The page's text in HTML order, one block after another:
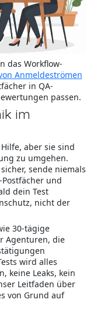
das Workflow-
Anmeldeströmen
in QA-
passen.
im
aber sie sind
zu umgehen.
sende niemals
und
dein Test
nicht der
30-tägige
Agenturen, die
wird alles
keine Leaks, kein
Leitfaden über
von Grund auf